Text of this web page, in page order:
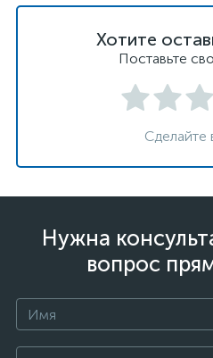
Хотите
Поставьте
Сделайте
Нужна
вопрос